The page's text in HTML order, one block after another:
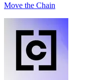
Move the Chain